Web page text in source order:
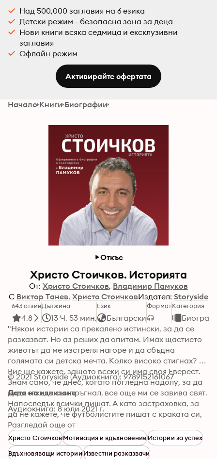
Над 500,000 заглавия на 6 езика
Детски режим - безопасна зона за деца
Нови книги всяка седмица и ексклузивни
заглавия
Офлайн режим
Активирайте офертата
Начало Книги Биографии
Откъс
Христо Стоичков. Историята
От: Христо Стоичков Владимир Памуков
С Виктор Танев Христо СтоичковИздател: Storyside
643 отзив
4.8
Дължина
13 Ч. 53 мин.
Език
Български
ФорматКатегория
"Някои истории са прекалено истински, за да се
разказват. Но аз реших да опитам. Имах щастието
животът да ме изстреля нагоре и да сбъдна
голямата си детска мечта. Колко високо стигнах?
Вие ще кажете, защото всеки си има своя Еверест.
Знам само, че днес, когато погледна надолу, за да
видя откъде съм тръгнал, все още ми се завива свят.
Напоследък всички пишат. А като застраховка, за
да не кажете, че футболистите пишат с краката си,
аз избрах да направим тази книга със спортния
журналист Владимир Памуков."
© 2021 Storyside (Аудиокнига): 9789152161067
Дата на излизане
Аудиокнига: 8 юли 2021 г.
Разгледай още от
Христо СтоичковМотивация и вдъхновениеИстории за успех
Вдъхновяващи историиИзвестни разказвачи